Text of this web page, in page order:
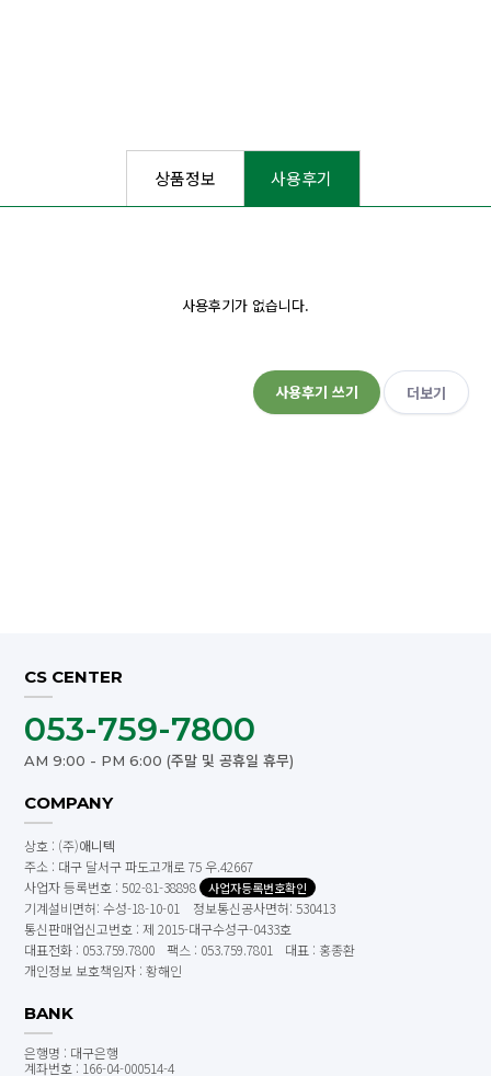
상품정보 사용후기
사용후기가 없습니다.
사용후기 쓰기 더보기
CS CENTER
053-759-7800
AM 9:00 - PM 6:00 (주말 및 공휴일 휴무)
COMPANY
상호 : (주)애니텍
주소 : 대구 달서구 파도고개로 75 우.42667
사업자 등록번호 : 502-81-38898 사업자등록번호확인
기계설비면허: 수성-18-10-01 정보통신공사면허: 530413
통신판매업신고번호 : 제 2015-대구수성구-0433호
대표전화 : 053.759.7800
팩스 : 053.759.7801
대표 : 홍종환
개인정보 보호책임자 : 황해인
BANK
은행명 : 대구은행
계좌번호 : 166-04-000514-4